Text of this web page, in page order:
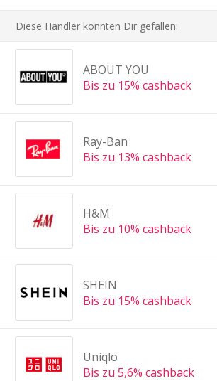
Diese Händler könnten Dir gefallen:
ABOUT YOU
Bis zu 15% cashback
Ray-Ban
Bis zu 13% cashback
H&M
Bis zu 10% cashback
SHEIN
Bis zu 15% cashback
Uniqlo
Bis zu 5,6% cashback